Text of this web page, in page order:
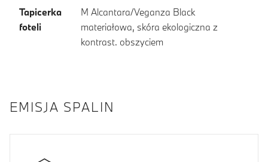
Tapicerka
foteli
M Alcantara/Veganza Black
materiałowa, skóra ekologiczna z
kontrast. obszyciem
EMISJA SPALIN